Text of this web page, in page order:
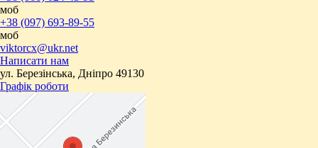
моб
+38 (097) 693-89-55
моб
viktorcx@ukr.net
Написати нам
ул. Березінська, Дніпро 49130
Графік роботи